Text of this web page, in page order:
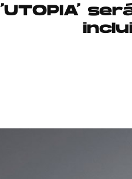
‘UTOPIA’